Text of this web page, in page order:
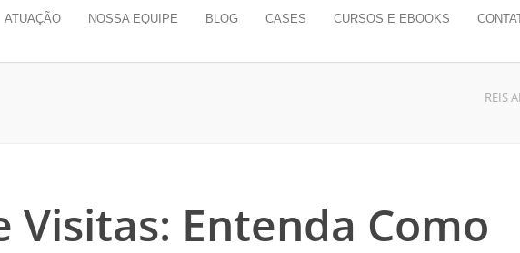
ATUAÇÃO NOSSA EQUIPE BLOG CASES CURSOS E EBOOKS
REIS
Visitas: Entenda Como